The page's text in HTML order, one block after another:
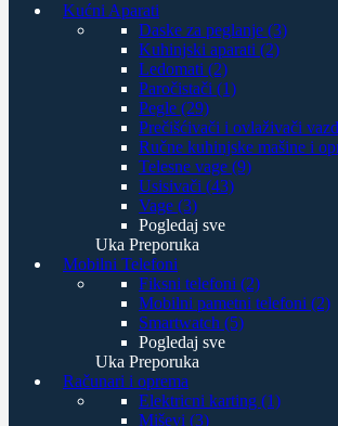
Kućni Aparati
Daske za peglanje (3)
Kuhinjski aparati (2)
Ledomati (2)
Paročistači (1)
Pegle (29)
Prečišćivači i ovlaživači
Ručne kuhinjske mašine i
Telesne vage (9)
Usisivači (43)
Vage (3)
Pogledaj sve
Uka Preporuka
Mobilni Telefoni
Fiksni telefoni (2)
Mobilni pametni telefoni (2)
Smartwatch (5)
Pogledaj sve
Uka Preporuka
Računari i oprema
Elektricni karting (1)
Miševi (3)